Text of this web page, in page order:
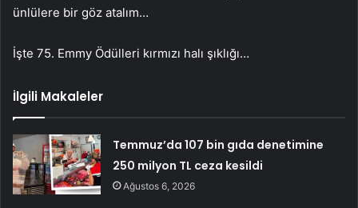
ünlülere bir göz atalım…
İşte 75. Emmy Ödülleri kırmızı halı şıklığı…
İlgili Makaleler
Temmuz’da 107 bin gıda denetimine
250 milyon TL ceza kesildi
Ağustos 6, 2026